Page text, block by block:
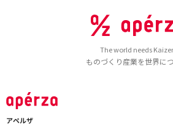
The world needs
ものづくり産業を世界に
アペルザ